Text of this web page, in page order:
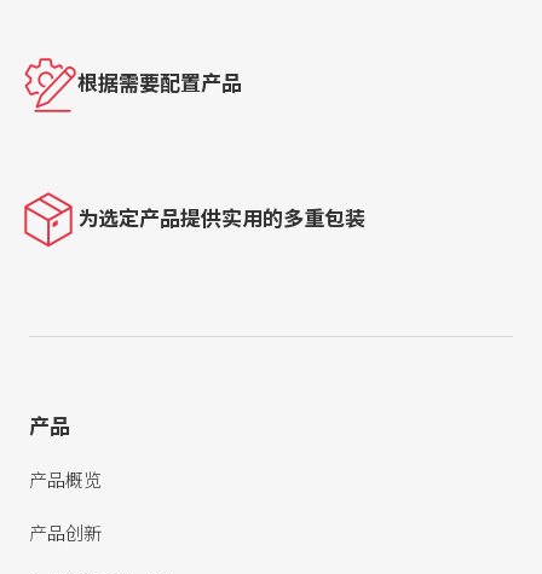
根据需要配置产品
为选定产品提供实用的多重包装
产品
产品概览
产品创新